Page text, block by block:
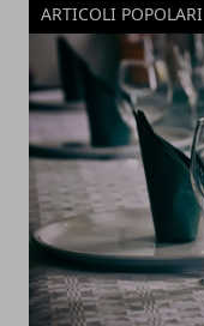
ARTICOLI POPOLARI